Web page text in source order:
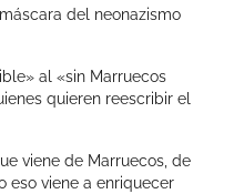
del neonazismo
al «sin Marruecos
quieren reescribir el
viene de Marruecos, de
eso viene a enriquecer